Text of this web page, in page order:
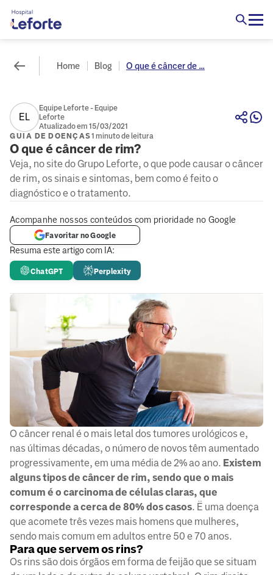
Home Blog O que é câncer de ...
EL
Equipe Leforte - Equipe
Leforte
Atualizado em 15/03/2021
GUIA DE DOENÇAS1 minuto de leitura
O que é câncer de rim?
Veja, no site do Grupo Leforte, o que pode causar o câncer
de rim, os sinais e sintomas, bem como é feito o
diagnóstico e o tratamento.
Resuma este artigo com IA:
ChatGPT Perplexity
Acompanhe nossos conteúdos com prioridade no Google
Favoritar no Google
O câncer renal é o mais letal dos tumores urológicos e,
nas últimas décadas, o número de novos têm aumentado
progressivamente, em uma média de 2% ao ano. Existem
alguns tipos de câncer de rim, sendo que o mais
comum é o carcinoma de células claras, que
corresponde a cerca de 80% dos casos. Ë uma doença
que acomete três vezes mais homens que mulheres,
sendo mais comum em adultos entre 50 e 70 anos.
Para que servem os rins?
Os rins são dois órgãos em forma de feijão que se situam